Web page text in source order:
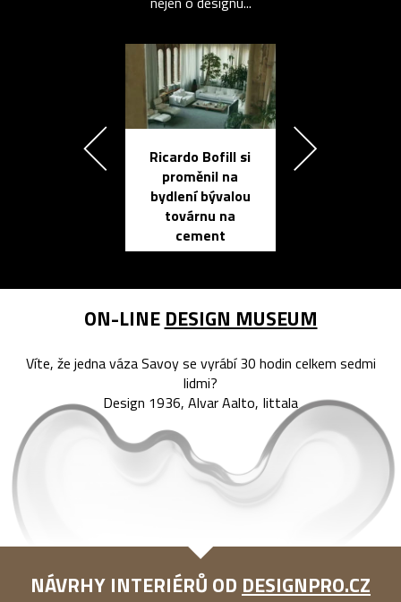
Ricardo Bofill si
proměnil na
bydlení bývalou
továrnu na
cement
ON-LINE DESIGN MUSEUM
Víte, že jedna váza Savoy se vyrábí 30 hodin celkem sedmi
lidmi?
Design 1936, Alvar Aalto, Iittala
NÁVRHY INTERIÉRŮ OD DESIGNPRO.CZ